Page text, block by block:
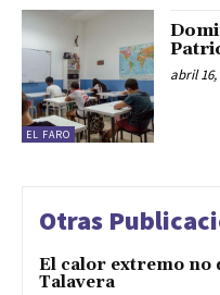
EL FARO
abril 16,
Otras
El calor extremo no
Talavera